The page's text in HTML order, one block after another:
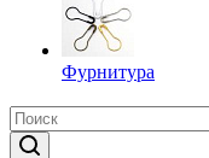
Фурнитура